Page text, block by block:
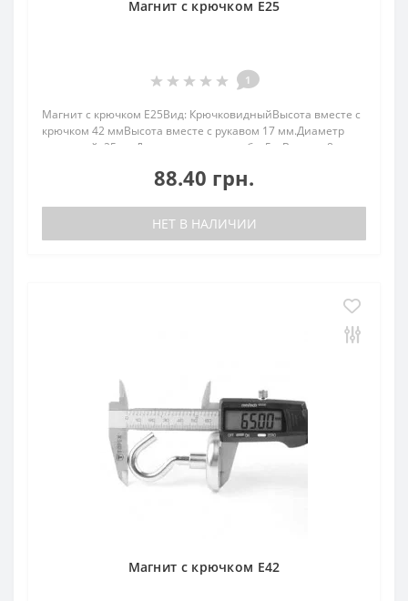
Магнит с крючком E25
1
Магнит с крючком E25Вид: КрючковидныйВысота вместе с
крючком 42 ммВысота вместе с рукавом 17 мм.Диаметр
наружный: 25 ммДиаметр внутр. резьба: 5.мВысота: 8
N38Сцепление прибл.: 18,00 кгТемперат..
88.40 грн.
НЕТ В НАЛИЧИИ
Магнит с крючком E42